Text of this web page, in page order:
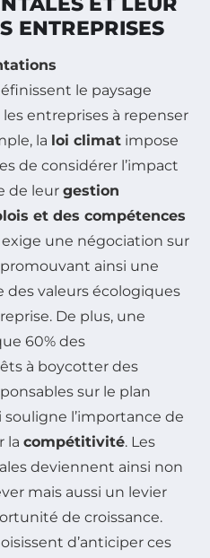
ENTREPRISES
le paysage
entreprises à repenser
la loi climat impose
de considérer l’impact
de leur gestion
et des compétences
exige une négociation sur
promouvant ainsi une
valeurs écologiques
De plus, une
60% des
à boycotter des
sur le plan
l’importance de
la compétitivité. Les
deviennent ainsi non
mais aussi un levier
de croissance.
d’anticiper ces